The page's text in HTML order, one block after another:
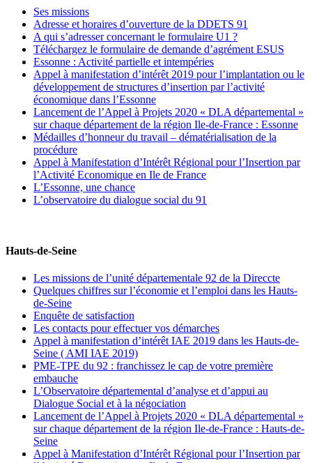
Ses missions
Adresse et horaires d’ouverture de la DDETS 91
A qui s’adresser concernant le formulaire U1 ?
Téléchargez le formulaire de demande d’agrément ESUS
Essonne : Activité partielle et intempéries
Appel à manifestation d’intérêt 2019 pour l’implantation ou le
développement de structures d’insertion par l’activité
économique dans l’Essonne
Lancement de l’Appel à Projets 2020 « DLA départemental »
sur chaque département de la région Ile-de-France : Essonne
Médailles d’honneur du travail – dématérialisation de la
procédure
Appel à Manifestation d’Intérêt Régional pour l’Insertion par
l’Activité Economique en Ile de France
L’Essonne, une chance
L’observatoire du dialogue social du 91
Hauts-de-Seine
Les missions de l’unité départementale 92 de la Direccte
Quelques chiffres sur l’économie et l’emploi dans les Hauts-
de-Seine
Enquête de satisfaction
Les contacts pour effectuer vos démarches
Appel à manifestation d’intérêt IAE 2019 dans les Hauts-de-
Seine ( AMI IAE 2019)
PME-TPE du 92 : franchissez le cap de votre première
embauche
L’Observatoire départemental d’analyse et d’appui au
Dialogue Social et à la négociation
Lancement de l’Appel à Projets 2020 « DLA départemental »
sur chaque département de la région Ile-de-France : Hauts-de-
Seine
Appel à Manifestation d’Intérêt Régional pour l’Insertion par